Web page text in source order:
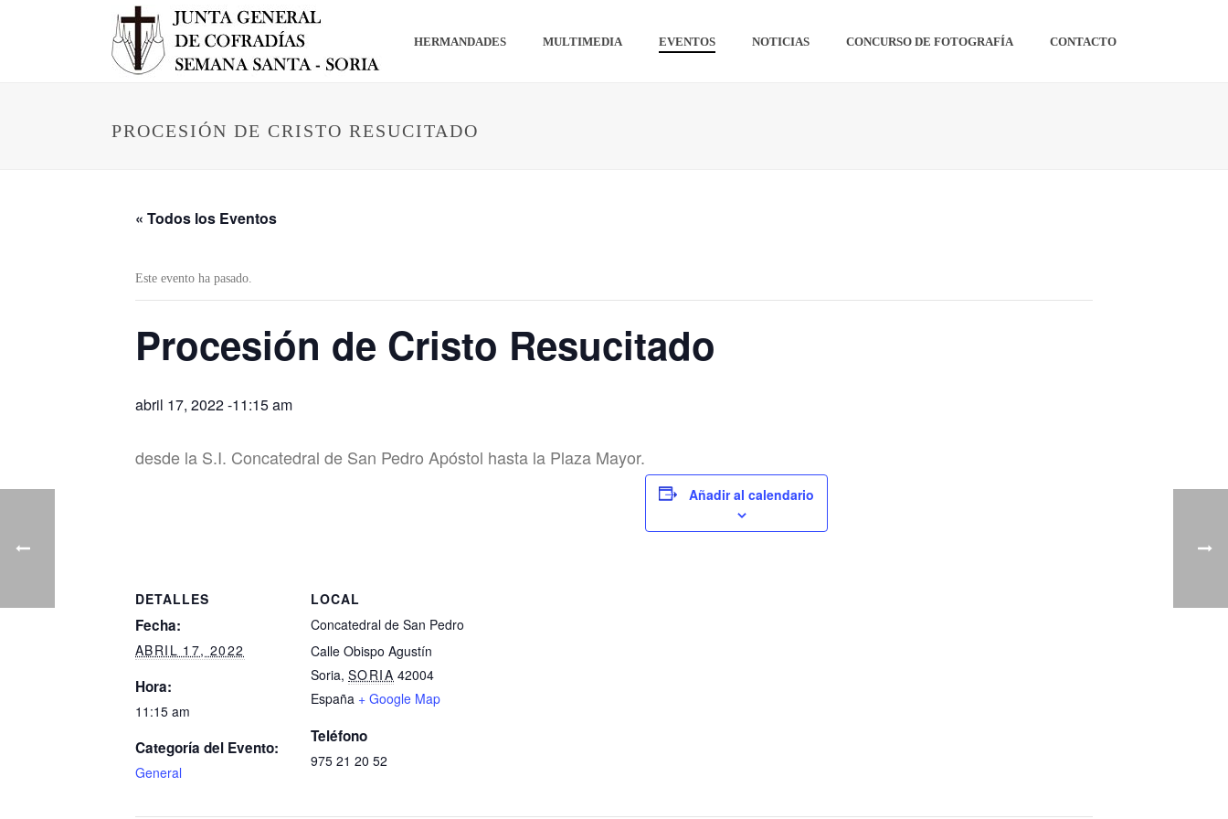
HERMANDADES MULTIMEDIA EVENTOS NOTICIAS CONCURSO DE FOTOGRAFÍA CONTACTO
PROCESIÓN DE CRISTO RESUCITADO
« Todos los Eventos
Este evento ha pasado.
Procesión de Cristo Resucitado
abril 17, 2022 -11:15 am
desde la S.I. Concatedral de San Pedro Apóstol hasta la Plaza Mayor.
Añadir al calendario
DETALLES
Fecha:
ABRIL 17, 2022
Hora:
11:15 am
Categoría del Evento:
General
LOCAL
Concatedral de San Pedro
Calle Obispo Agustín
Soria, SORIA 42004
España + Google Map
Teléfono
975 21 20 52